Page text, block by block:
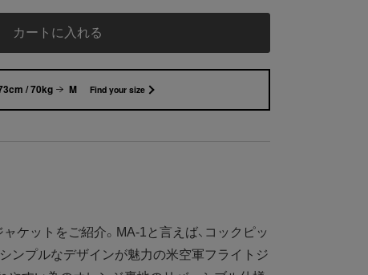
カートに入れる
/ 70kg M Find your size
ケットをご紹介。MA-1と言えば、コックピッ
ンプルなデザインが魅力の米空軍フライトジ